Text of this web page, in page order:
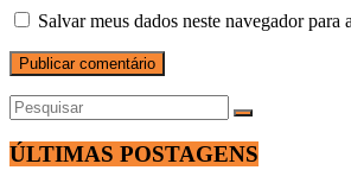
Salvar meus dados neste navegador
ÚLTIMAS POSTAGENS